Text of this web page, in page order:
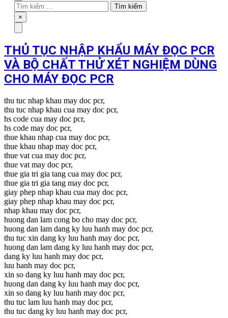
Tìm
kiếm
cho:
Close
×
THỦ TỤC NHẬP KHẨU MÁY ĐỌC PCR
VÀ BỘ CHẤT THỬ XÉT NGHIỆM DÙNG
CHO MÁY ĐỌC PCR
thu tuc nhap khau may doc pcr,
thu tuc nhap khau cua may doc pcr,
hs code cua may doc pcr,
hs code may doc pcr,
thue khau nhap cua may doc pcr,
thue khau nhap may doc pcr,
thue vat cua may doc pcr,
thue vat may doc pcr,
thue gia tri gia tang cua may doc pcr,
thue gia tri gia tang may doc pcr,
giay phep nhap khau cua may doc pcr,
giay phep nhap khau may doc pcr,
nhap khau may doc pcr,
huong dan lam cong bo cho may doc pcr,
huong dan lam dang ky luu hanh may doc pcr,
thu tuc xin dang ky luu hanh may doc pcr,
huong dan lam dang ky luu hanh may doc pcr,
dang ky luu hanh may doc pcr,
luu hanh may doc pcr,
xin so dang ky luu hanh may doc pcr,
huong dan dang ky luu hanh may doc pcr,
xin so dang ky luu hanh may doc pcr,
thu tuc lam luu hanh may doc pcr,
thu tuc dang ky luu hanh may doc pcr,